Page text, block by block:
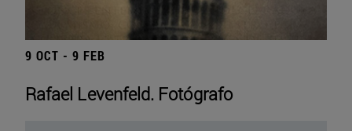
9 OCT - 9 FEB
Rafael Levenfeld. Fotógrafo